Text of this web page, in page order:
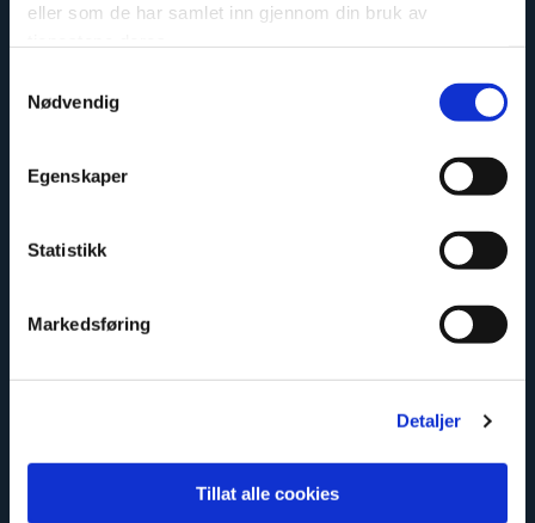
eller som de har samlet inn gjennom din bruk av
Nødvendig
Egenskaper
Statistikk
Markedsføring
Detaljer
Tillat alle cookies
Limited lifetime warranty